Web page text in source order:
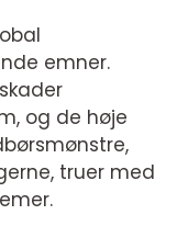
emner.
og de høje
truer med